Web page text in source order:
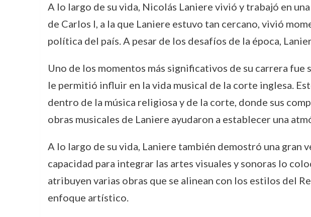
A lo largo de su vida, Nicolás Laniere vivió y trabajó en
de Carlos I, a la que Laniere estuvo tan cercano, vivió
política del país. A pesar de los desafíos de la época,
Uno de los momentos más significativos de su carrera
le permitió influir en la vida musical de la corte inglesa.
dentro de la música religiosa y de la corte, donde sus
obras musicales de Laniere ayudaron a establecer una
A lo largo de su vida, Laniere también demostró una gran
capacidad para integrar las artes visuales y sonoras lo
atribuyen varias obras que se alinean con los estilos del
enfoque artístico.